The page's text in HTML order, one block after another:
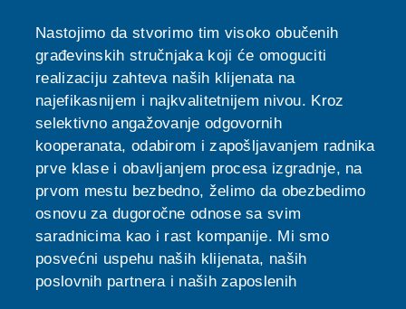
Nastojimo da stvorimo tim visoko obučenih
građevinskih stručnjaka koji će omoguciti
realizaciju zahteva naših klijenata na
najefikasnijem i najkvalitetnijem nivou. Kroz
selektivno angažovanje odgovornih
kooperanata, odabirom i zapošljavanjem radnika
prve klase i obavljanjem procesa izgradnje, na
prvom mestu bezbedno, želimo da obezbedimo
osnovu za dugoročne odnose sa svim
saradnicima kao i rast kompanije. Mi smo
posvećni uspehu naših klijenata, naših
poslovnih partnera i naših zaposlenih